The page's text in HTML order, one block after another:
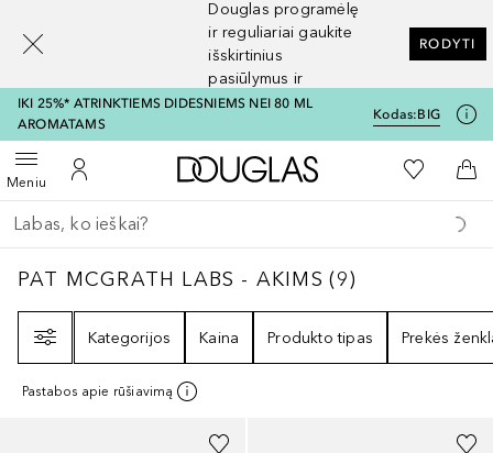
Douglas programėlę
ir reguliariai gaukite
išskirtinius
pasiūlymus ir
nuolaidas
RODYTI
IKI 25%* ATRINKTIEMS DIDESNIEMS NEI 80 ML
AROMATAMS
Kodas:BIG
MeniuAtidaryti meniuĮ mano paskyrą
Į Douglas pagrindinį
Į mano
Į
Grįžk atgal
Vykdykite paiešką
PAT MCGRATH LABS - AKIMS9
PAT MCGRATH LABS - AKIMS (9)
Kategorijos
Kaina Produkto tipas Prekės
Pastabos apie rūšiavimą
[navigation.slideout.screenreader]